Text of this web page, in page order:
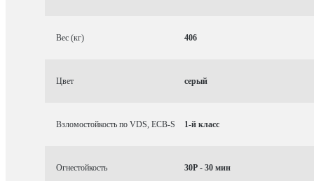
Вес (кг) 406
Цвет серый
Взломостойкость по VDS, ECB-S 1-й класс
Огнестойкость 30P - 30 мин